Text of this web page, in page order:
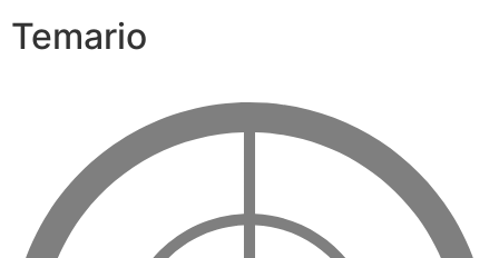
Temario